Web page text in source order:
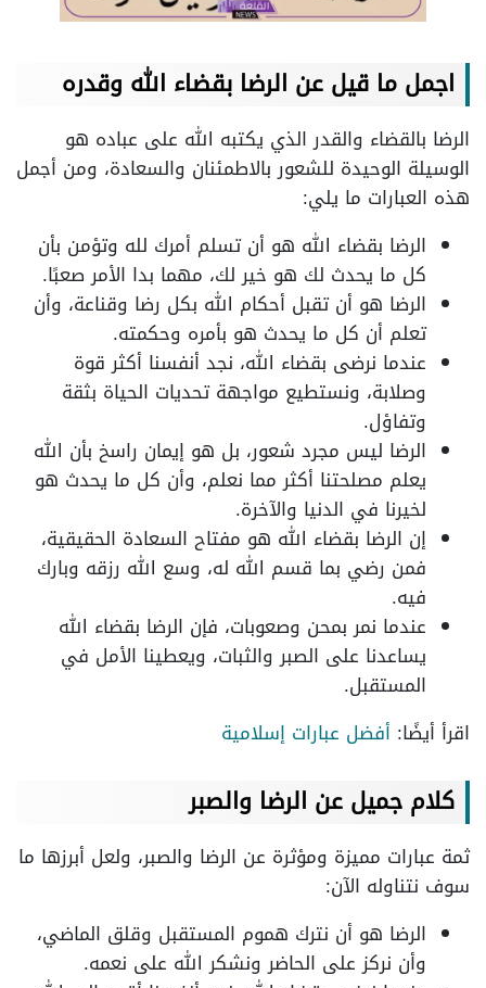
اجمل ما قيل عن الرضا بقضاء الله وقدره
الرضا بالقضاء والقدر الذي يكتبه الله على عباده هو
الوسيلة الوحيدة للشعور بالاطمئنان والسعادة، ومن أجمل
هذه العبارات ما يلي:
الرضا بقضاء الله هو أن تسلم أمرك لله وتؤمن بأن
كل ما يحدث لك هو خير لك، مهما بدا الأمر صعبًا.
الرضا هو أن تقبل أحكام الله بكل رضا وقناعة، وأن
تعلم أن كل ما يحدث هو بأمره وحكمته.
عندما نرضى بقضاء الله، نجد أنفسنا أكثر قوة
وصلابة، ونستطيع مواجهة تحديات الحياة بثقة
وتفاؤل.
الرضا ليس مجرد شعور، بل هو إيمان راسخ بأن الله
يعلم مصلحتنا أكثر مما نعلم، وأن كل ما يحدث هو
لخيرنا في الدنيا والآخرة.
إن الرضا بقضاء الله هو مفتاح السعادة الحقيقية،
فمن رضي بما قسم الله له، وسع الله رزقه وبارك
فيه.
عندما نمر بمحن وصعوبات، فإن الرضا بقضاء الله
يساعدنا على الصبر والثبات، ويعطينا الأمل في
المستقبل.
اقرأ أيضًا: أفضل عبارات إسلامية
كلام جميل عن الرضا والصبر
ثمة عبارات مميزة ومؤثرة عن الرضا والصبر، ولعل أبرزها ما
سوف نتناوله الآن:
الرضا هو أن نترك هموم المستقبل وقلق الماضي،
وأن نركز على الحاضر ونشكر الله على نعمه.